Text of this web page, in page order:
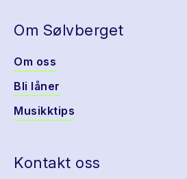
Om Sølvberget
Om oss
Bli låner
Musikktips
Kontakt oss